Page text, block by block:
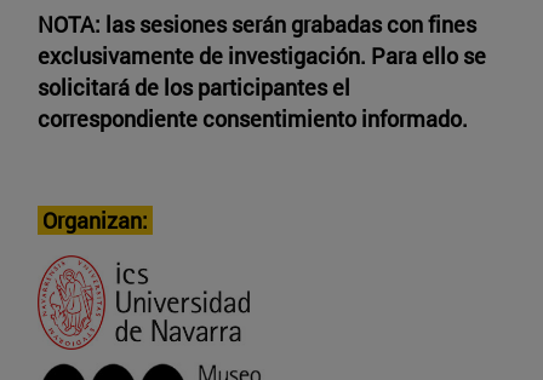
NOTA: las sesiones serán grabadas con fines
exclusivamente de investigación. Para ello se
solicitará de los participantes el
correspondiente consentimiento informado.
Organizan: